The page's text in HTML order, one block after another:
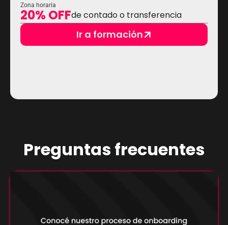
Zona horaria
20% OFFde contado o transferencia
Ir a formación
Preguntas frecuentes